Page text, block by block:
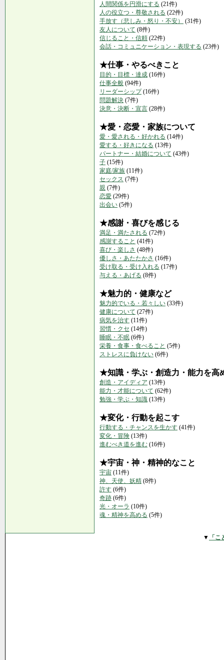
人間関係を円滑にする (21件)
人の役立つ・尊敬される (22件)
手放す（悲しみ・怒り・不安）
(31件)
友人について (8件)
信じること・信頼 (22件)
会話・コミュニケーション・表現する (23件)
★仕事・やるべきこと
目的・目標・達成 (16件)
仕事全般 (94件)
リーダーシップ(16件)
問題解決 (7件)
決意・決断・宣言 (28件)
★愛・恋愛・家族について
愛・愛される・好かれる (14件)
愛する・好きになる (13件)
パートナー・結婚について (43件)
子 (15件)
家庭/家族 (11件)
セックス (7件)
親 (7件)
恋愛 (29件)
出会い (5件)
★感謝・喜びを感じる
満足・満たされる (72件)
感謝すること (41件)
喜び・楽しさ (48件)
優しさ・あたたかさ (16件)
受け取る・受け入れる (17件)
与える・あげる (8件)
★魅力的・健康など
魅力的でいる・若々しい (33件)
健康について (27件)
病気を治す (11件)
習慣・クセ (14件)
睡眠・不眠 (6件)
栄養・食事・食べること (5件)
ストレスに負けない (6件)
★知識・学ぶ・創造力・能力を高
創造・アイディア (13件)
能力・才能について (62件)
勉強・学ぶ・知識 (13件)
★変化・行動を起こす
行動する・チャンスを生かす (41件)
変化・冒険 (13件)
進むべき道を進む (16件)
★宇宙・神・精神的なこと
宇宙 (11件)
神、天使、妖精 (8件)
許す (6件)
奇跡 (6件)
光・オーラ (10件)
魂・精神を高める (5件)
▼ 「